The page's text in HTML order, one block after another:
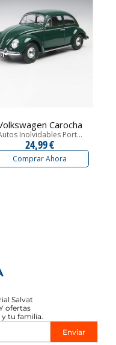
Carocha
Inolvidables Port...
24,99 €
Comprar Ahora
Salvat
ofertas
tu familia.
Enviar